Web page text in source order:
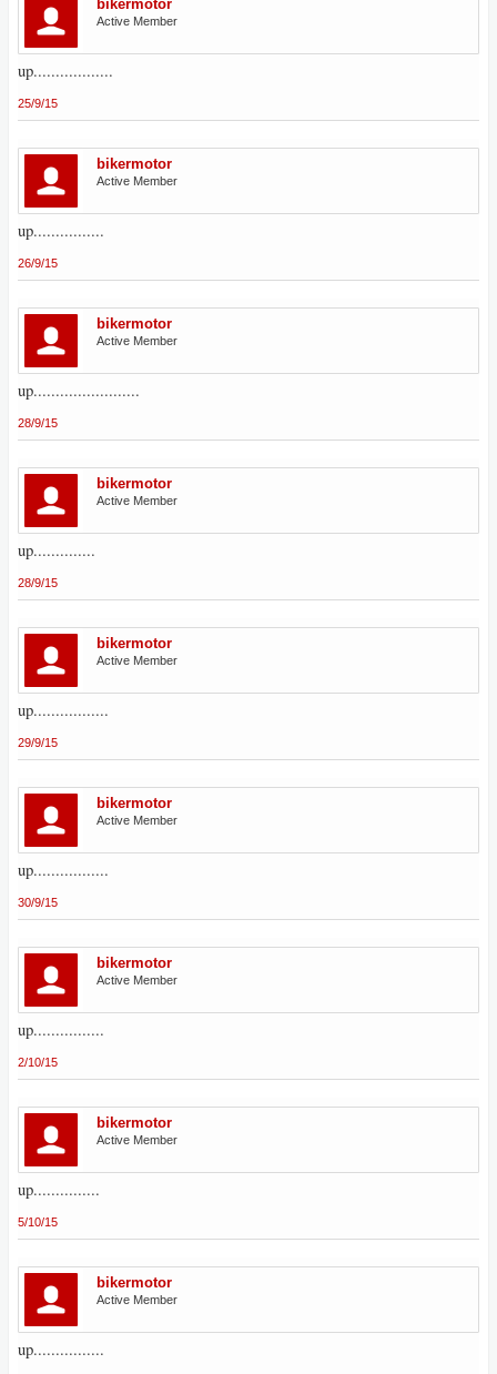
bikermotor
Active Member
up..................
25/9/15
bikermotor
Active Member
up................
26/9/15
bikermotor
Active Member
up........................
28/9/15
bikermotor
Active Member
up..............
28/9/15
bikermotor
Active Member
up.................
29/9/15
bikermotor
Active Member
up.................
30/9/15
bikermotor
Active Member
up................
2/10/15
bikermotor
Active Member
up...............
5/10/15
bikermotor
Active Member
up................